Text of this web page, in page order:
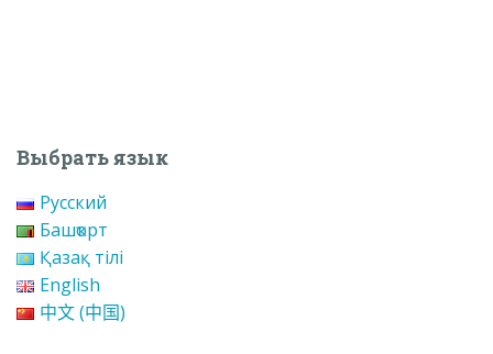
Выбрать язык
Русский
Башҡорт
Қазақ тілі
English
中文 (中国)